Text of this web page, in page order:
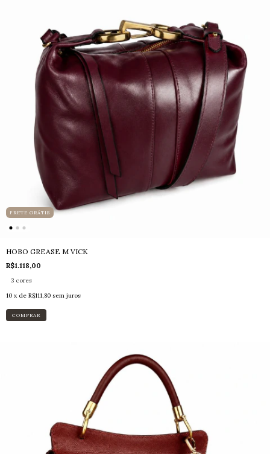
FRETE GRÁTIS
HOBO GREASE M VICK
R$1.118,00
3 cores
10 x de R$111,80 sem juros
COMPRAR